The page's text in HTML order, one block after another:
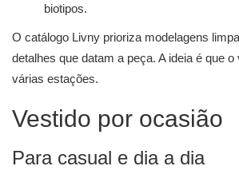
biotipos.
O catálogo Livny prioriza modelagens
detalhes que datam a peça. A ideia é que
várias estações.
Vestido por ocasião
Para casual e dia a dia